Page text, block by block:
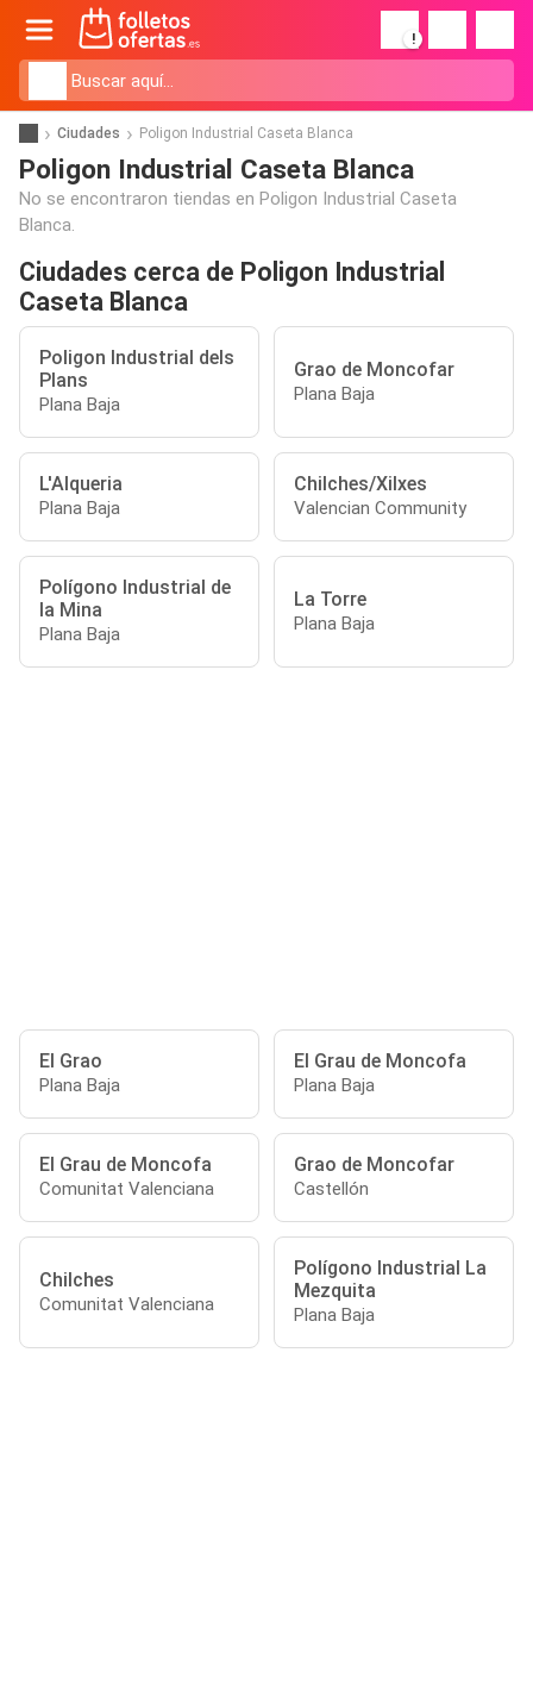
!
Ciudades Poligon Industrial Caseta Blanca
Poligon Industrial Caseta Blanca
No se encontraron tiendas en Poligon Industrial Caseta
Blanca.
Ciudades cerca de Poligon Industrial
Caseta Blanca
Poligon Industrial dels
Plans
Plana Baja
Grao de Moncofar
Plana Baja
L'Alqueria
Plana Baja
Chilches/Xilxes
Valencian Community
Polígono Industrial de
la Mina
Plana Baja
La Torre
Plana Baja
El Grao
Plana Baja
El Grau de Moncofa
Plana Baja
El Grau de Moncofa
Comunitat Valenciana
Grao de Moncofar
Castellón
Chilches
Comunitat Valenciana
Polígono Industrial La
Mezquita
Plana Baja